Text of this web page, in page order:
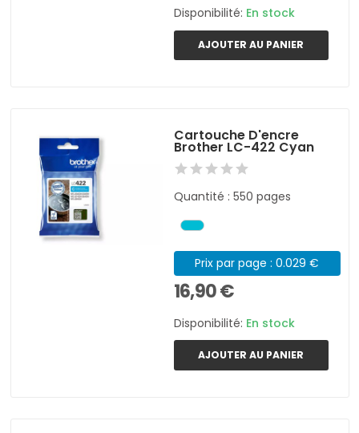
Disponibilité: En stock
AJOUTER AU PANIER
Cartouche D'encre
Brother LC-422 Cyan
Quantité : 550 pages
Prix par page : 0.029 €
16,90 €
Disponibilité: En stock
AJOUTER AU PANIER